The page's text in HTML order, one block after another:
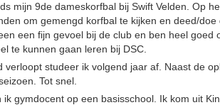
mijn 9de dameskorfbal bij Swift Velden. Op
om gemengd korfbal te kijken en deed/
een fijn gevoel bij de club en ben heel
te kunnen gaan leren bij DSC.
studeer ik volgend jaar af. Naast de
Tot snel.
gymdocent op een basisschool. Ik kom uit